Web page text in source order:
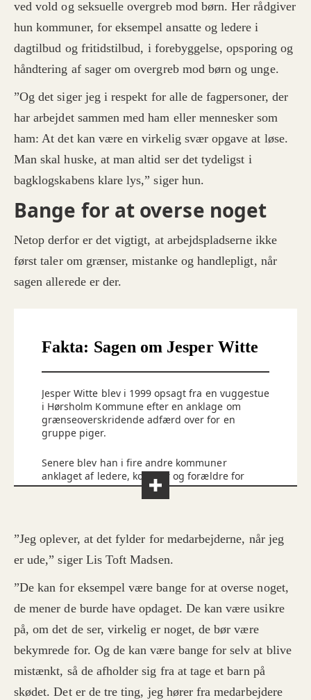
ved vold og seksuelle overgreb mod børn. Her rådgiver
hun kommuner, for eksempel ansatte og ledere i
dagtilbud og fritidstilbud, i forebyggelse, opsporing og
håndtering af sager om overgreb mod børn og unge.
”Og det siger jeg i respekt for alle de fagpersoner, der
har arbejdet sammen med ham eller mennesker som
ham: At det kan være en virkelig svær opgave at løse.
Man skal huske, at man altid ser det tydeligst i
bagklogskabens klare lys,” siger hun.
Bange for at overse noget
Netop derfor er det vigtigt, at arbejdspladserne ikke
først taler om grænser, mistanke og handlepligt, når
sagen allerede er der.
Fakta: Sagen om Jesper Witte
Jesper Witte blev i 1999 opsagt fra en vuggestue
i Hørsholm Kommune efter en anklage om
grænseoverskridende adfærd over for en
gruppe piger.
Senere blev han i fire andre kommuner
anklaget af ledere, kolleger og forældre for
seksuelle overgreb, vold eller
grænseoverskridende adfærd over for børn.
Ifølge TV 2 og Radio4 blev han politianmeldt
mindst tre gange - i 2006, 2010 og 2012 - uden
at det førte til dom.
I 2023 blev Jesper Witte dømt til forvaring. Han
har anket dommen til landsretten.
Sagen fortælles også i RadioIIII’s podcastVores
lille hemmelighed
.
Kilde: TV2 og RadioIIII
”Jeg oplever, at det fylder for medarbejderne, når jeg
er ude,” siger Lis Toft Madsen.
”De kan for eksempel være bange for at overse noget,
de mener de burde have opdaget. De kan være usikre
på, om det de ser, virkelig er noget, de bør være
bekymrede for. Og de kan være bange for selv at blive
mistænkt, så de afholder sig fra at tage et barn på
skødet. Det er de tre ting, jeg hører fra medarbejdere